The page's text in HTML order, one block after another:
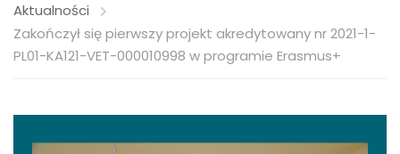
Aktualności
Zakończył się pierwszy projekt akredytowany nr 2021-1-
PL01-KA121-VET-000010998 w programie Erasmus+